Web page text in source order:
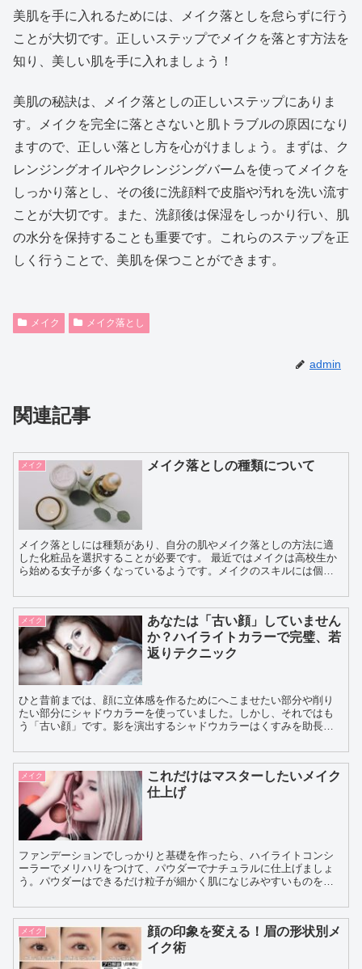
美肌を手に入れるためには、メイク落としを怠らずに行う
ことが大切です。正しいステップでメイクを落とす方法を
知り、美しい肌を手に入れましょう！
美肌の秘訣は、メイク落としの正しいステップにありま
す。メイクを完全に落とさないと肌トラブルの原因になり
ますので、正しい落とし方を心がけましょう。まずは、ク
レンジングオイルやクレンジングバームを使ってメイクを
しっかり落とし、その後に洗顔料で皮脂や汚れを洗い流す
ことが大切です。また、洗顔後は保湿をしっかり行い、肌
の水分を保持することも重要です。これらのステップを正
しく行うことで、美肌を保つことができます。
メイク メイク落とし
admin
関連記事
メイク メイク落としの種類について
メイク落としには種類があり、自分の肌やメイク落としの方法に適
した化粧品を選択することが必要です。 最近ではメイクは高校生か
ら始める女子が多くなっているようです。メイクのスキルには個人
メイク
あなたは「古い顔」していません
か？ハイライトカラーで完璧、若
返りテクニック
ひと昔前までは、顔に立体感を作るためにへこませたい部分や削り
たい部分にシャドウカラーを使っていました。しかし、それではも
う「古い顔」です。影を演出するシャドウカラーはくすみを助長
す...
メイク
これだけはマスターしたいメイク
仕上げ
ファンデーションでしっかりと基礎を作ったら、ハイライトコンシ
ーラーでメリハリをつけて、パウダーでナチュラルに仕上げましょ
う。パウダーはできるだけ粒子が細かく肌になじみやすいものを選
メイク
顔の印象を変える！眉の形状別メ
イク術